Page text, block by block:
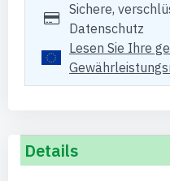
Sichere,
Datenschutz
Lesen Sie Ihre
Details